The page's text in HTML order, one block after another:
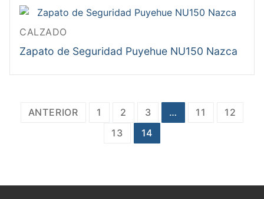
CALZADO
Zapato de Seguridad Puyehue NU150 Nazca
Paginación
ANTERIOR 1 2 3 … 11
12
13
14